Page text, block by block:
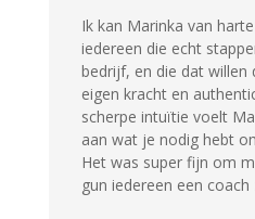
Ik kan Marinka van
iedereen die echt
bedrijf, en die dat willen
eigen kracht en
scherpe intuïtie voelt
aan wat je nodig hebt
Het was super fijn om
gun iedereen een